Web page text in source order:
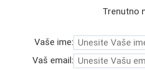
Trenutno
Vaše ime:
Vaš email: